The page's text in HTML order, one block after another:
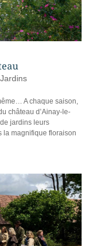
A chaque saison,
château d’Ainay-le-
jardins leurs
magnifique floraison